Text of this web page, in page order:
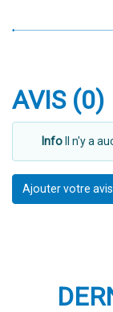
AVIS (0)
Info Il n'y a
Ajouter votre avis